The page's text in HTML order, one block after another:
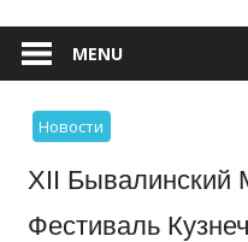
MENU
Новости
XII Бывалинский
Фестиваль